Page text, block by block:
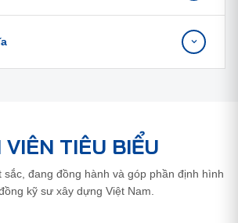
VIÊN TIÊU BIỂU
sắc, đang đồng hành và góp phần định hình
kỹ sư xây dựng Việt Nam.